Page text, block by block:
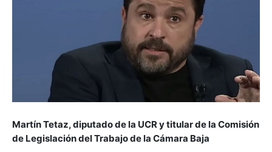
Martín Tetaz, diputado de la UCR y titular de la Comisión
de Legislación del Trabajo de la Cámara Baja